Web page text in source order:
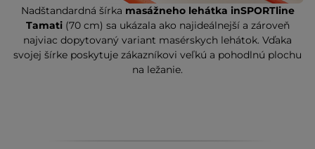
Nadštandardná šírka masážneho lehátka inSPORTline
Tamati(70 cm) sa ukázala ako najideálnejší a zároveň
najviac dopytovaný variant masérskych lehátok. Vďaka
svojej šírke poskytuje zákazníkovi veľkú a pohodlnú plochu
na ležanie.